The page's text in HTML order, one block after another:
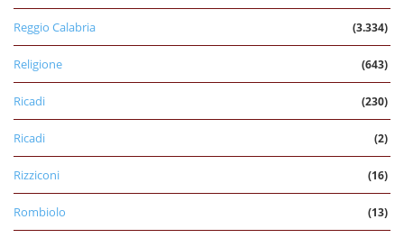
Reggio Calabria (3.334)
Religione (643)
Ricadi (230)
Ricadi (2)
Rizziconi (16)
Rombiolo (13)